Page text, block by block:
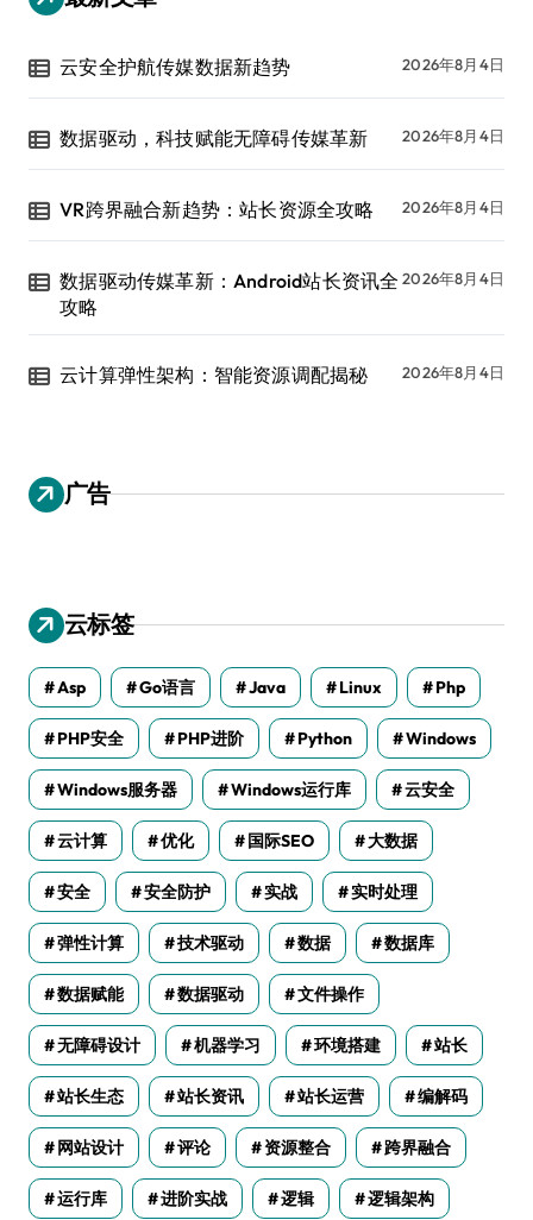
云安全护航传媒数据新趋势 2026年8月4日
数据驱动，科技赋能无障碍传媒革新 2026年8月4日
VR跨界融合新趋势：站长资源全攻略 2026年8月4日
数据驱动传媒革新：Android站长资讯全
攻略
2026年8月4日
云计算弹性架构：智能资源调配揭秘 2026年8月4日
广告
云标签
Asp Go语言 Java Linux Php
PHP安全 PHP进阶 Python Windows
Windows服务器 Windows运行库 云安全
云计算 优化 国际SEO 大数据
安全 安全防护 实战 实时处理
弹性计算 技术驱动 数据 数据库
数据赋能 数据驱动 文件操作
无障碍设计 机器学习 环境搭建 站长
站长生态 站长资讯 站长运营 编解码
网站设计 评论 资源整合 跨界融合
运行库 进阶实战 逻辑 逻辑架构